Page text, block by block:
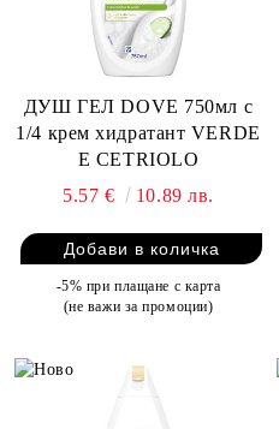
ДУШ ГЕЛ DOVE 750мл с
1/4 крем хидратант VERDE
E CETRIOLO
5.57 €
10.89 лв.
-5% при плащане с карта
(не важи за промоции)